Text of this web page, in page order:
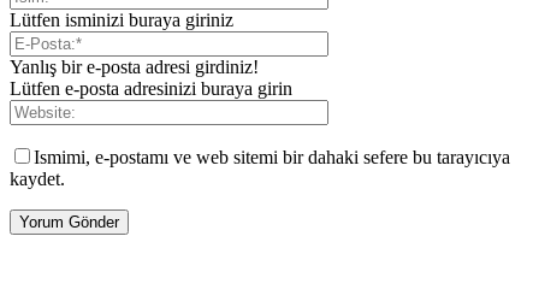
Lütfen isminizi buraya giriniz
Yanlış bir e-posta adresi girdiniz!
Lütfen e-posta adresinizi buraya girin
Ismimi, e-postamı ve web sitemi bir dahaki sefere bu tarayıcıya
kaydet.